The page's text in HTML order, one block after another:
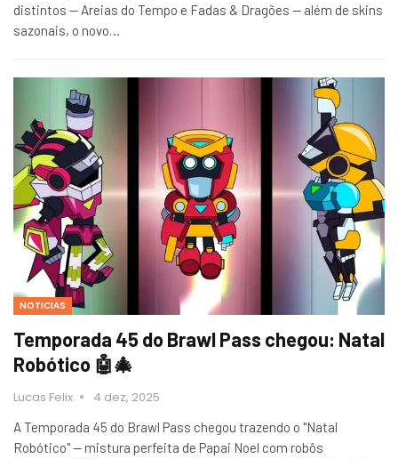
distintos — Areias do Tempo e Fadas & Dragões — além de skins
sazonais, o novo…
NOTICIAS
Temporada 45 do Brawl Pass chegou: Natal
Robótico 🤖🎄
Lucas Felix 4 dez, 2025
A Temporada 45 do Brawl Pass chegou trazendo o "Natal
Robótico" — mistura perfeita de Papai Noel com robôs